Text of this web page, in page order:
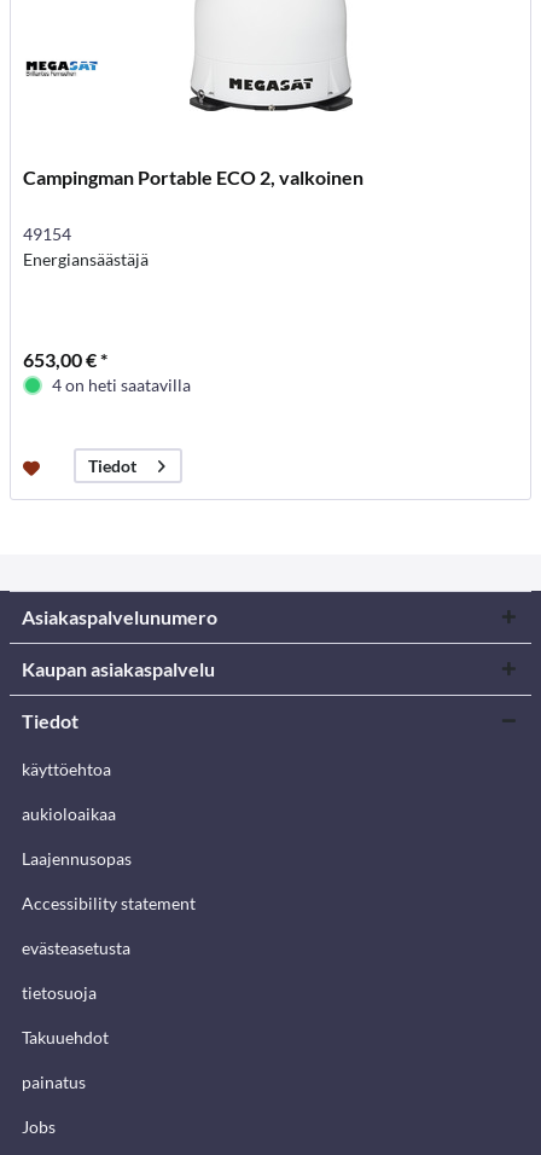
Campingman Portable ECO 2, valkoinen
49154
Energiansäästäjä
653,00 € *
4 on heti saatavilla
Tiedot
Asiakaspalvelunumero
Kaupan asiakaspalvelu
Tiedot
käyttöehtoa
aukioloaikaa
Laajennusopas
Accessibility statement
evästeasetusta
tietosuoja
Takuuehdot
painatus
Jobs